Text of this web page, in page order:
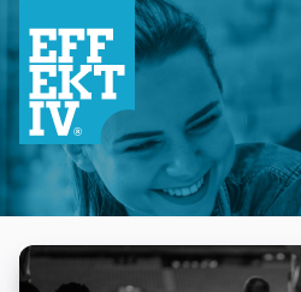
Products